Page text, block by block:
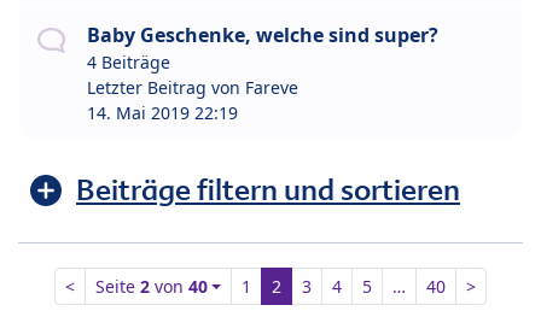
Baby Geschenke, welche sind super?
4 Beiträge
Letzter Beitrag von Fareve
14. Mai 2019 22:19
Beiträge filtern und sortieren
< Seite 2von 40 1 2 3 4 5 … 40 >